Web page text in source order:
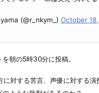
(@r_nkym_) October
朝の5時30分に投稿。
に対する苦言、声優に対する